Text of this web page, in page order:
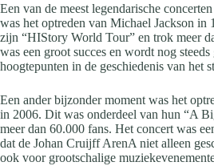
Een van de meest legendarische
was het optreden van Michael Jackson in
zijn “HIStory World Tour” en trok meer
was een groot succes en wordt nog
hoogtepunten in de geschiedenis van het
Een ander bijzonder moment was het
in 2006. Dit was onderdeel van hun “A
meer dan 60.000 fans. Het concert was
dat de Johan Cruijff ArenA niet alleen
ook voor grootschalige